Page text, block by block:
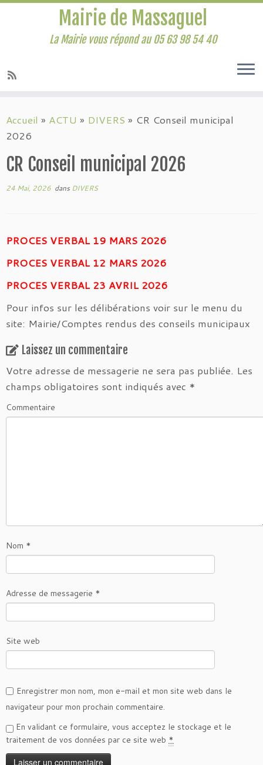
Mairie de Massaguel
La Mairie vous répond au 05 63 98 54 40
Accueil » ACTU » DIVERS » CR Conseil municipal
2026
CR Conseil municipal 2026
24 Mai, 2026 dans DIVERS
PROCES VERBAL 19 MARS 2026
PROCES VERBAL 12 MARS 2026
PROCES VERBAL 23 AVRIL 2026
Pour infos sur les délibérations voir sur le menu du
site: Mairie/Comptes rendus des conseils municipaux
Laissez un commentaire
Votre adresse de messagerie ne sera pas publiée. Les
champs obligatoires sont indiqués avec *
Commentaire
Nom *
Adresse de messagerie *
Site web
Enregistrer mon nom, mon e-mail et mon site web dans le
navigateur pour mon prochain commentaire.
En validant ce formulaire, vous acceptez le stockage et le
traitement de vos données par ce site web *